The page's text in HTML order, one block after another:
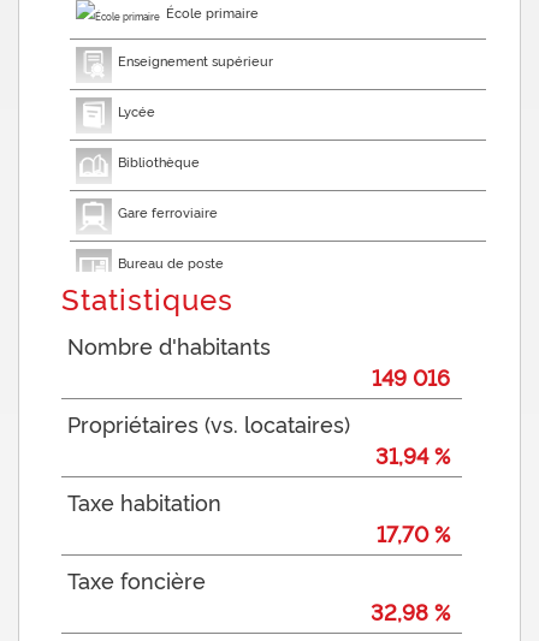
École primaire
Enseignement supérieur
Lycée
Bibliothèque
Gare ferroviaire
Bureau de poste
Mairie
Statistiques
Nombre d'habitants
149 016
Propriétaires (vs. locataires)
31,94 %
Taxe habitation
17,70 %
Taxe foncière
32,98 %